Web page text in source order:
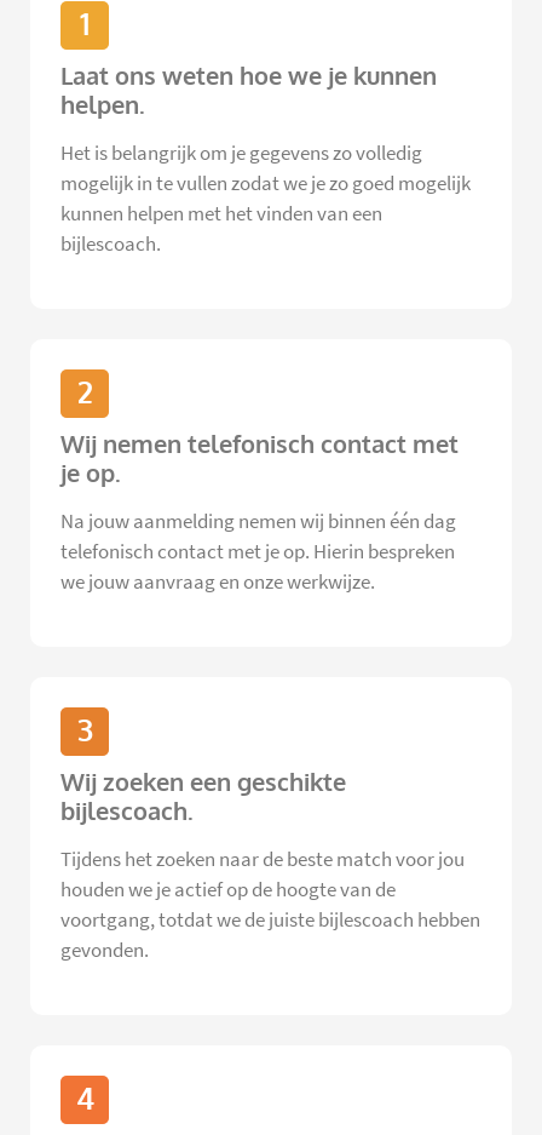
1
Laat ons weten hoe we je kunnen
helpen.
Het is belangrijk om je gegevens zo volledig
mogelijk in te vullen zodat we je zo goed mogelijk
kunnen helpen met het vinden van een
bijlescoach.
2
Wij nemen telefonisch contact met
je op.
Na jouw aanmelding nemen wij binnen één dag
telefonisch contact met je op. Hierin bespreken
we jouw aanvraag en onze werkwijze.
3
Wij zoeken een geschikte
bijlescoach.
Tijdens het zoeken naar de beste match voor jou
houden we je actief op de hoogte van de
voortgang, totdat we de juiste bijlescoach hebben
gevonden.
4